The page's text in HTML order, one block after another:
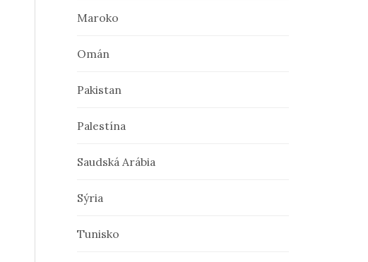
Maroko
Omán
Pakistan
Palestína
Saudská Arábia
Sýria
Tunisko